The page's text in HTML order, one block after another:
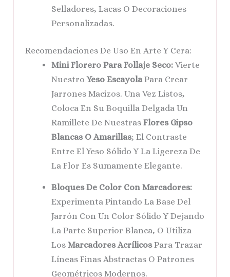
Selladores, Lacas O Decoraciones
Personalizadas.
Recomendaciones De Uso En Arte Y Cera:
Mini Florero Para Follaje Seco: Vierte
NuestroYeso EscayolaPara Crear
Jarrones Macizos. Una Vez Listos,
Coloca En Su Boquilla Delgada Un
Ramillete De NuestrasFlores Gipso
Blancas O Amarillas; El Contraste
Entre El Yeso Sólido Y La Ligereza De
La Flor Es Sumamente Elegante.
Bloques De Color Con Marcadores:
Experimenta Pintando La Base Del
Jarrón Con Un Color Sólido Y Dejando
La Parte Superior Blanca, O Utiliza
LosMarcadores AcrílicosPara Trazar
Líneas Finas Abstractas O Patrones
Geométricos Modernos.